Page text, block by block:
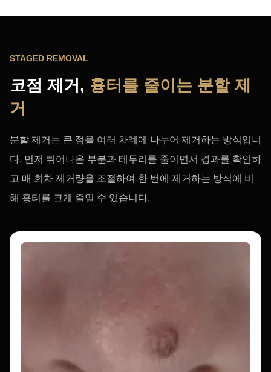
STAGED REMOVAL
코점 제거, 흉터를 줄이는 분할 제
거
분할 제거는 큰 점을 여러 차례에 나누어 제거하는 방식입니
다. 먼저 튀어나온 부분과 테두리를 줄이면서 경과를 확인하
고 매 회차 제거량을 조절하여 한 번에 제거하는 방식에 비
해 흉터를 크게 줄일 수 있습니다.